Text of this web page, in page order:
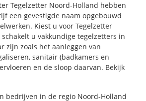
Tegelzetter Noord-Holland hebben
een gevestigde naam opgebouwd
Kiest u voor Tegelzetter
u vakkundige tegelzetters in
zijn zoals het aanleggen van
sanitair (badkamers en
en de sloop daarvan. Bekijk
bedrijven in de regio Noord-Holland